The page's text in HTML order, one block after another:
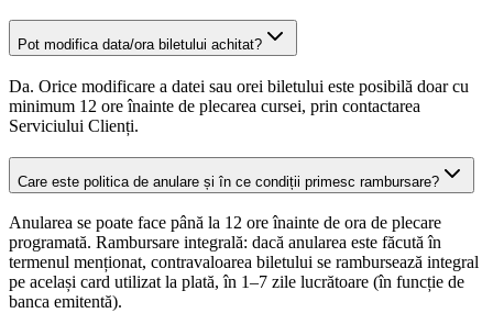
Pot modifica data/ora biletului achitat?
Da. Orice modificare a datei sau orei biletului este posibilă doar cu
minimum 12 ore înainte de plecarea cursei, prin contactarea
Serviciului Clienți.
Care este politica de anulare și în ce condiții primesc rambursare?
Anularea se poate face până la 12 ore înainte de ora de plecare
programată. Rambursare integrală: dacă anularea este făcută în
termenul menționat, contravaloarea biletului se rambursează integral
pe același card utilizat la plată, în 1–7 zile lucrătoare (în funcție de
banca emitentă).